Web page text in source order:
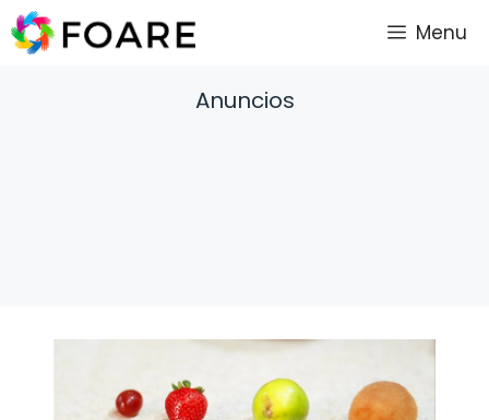
Saltar
al
Menu
Anuncios